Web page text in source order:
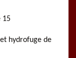
15
hydrofuge de